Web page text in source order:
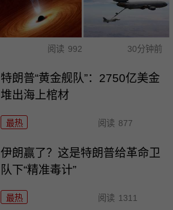
阅读 992 30分钟前
特朗普“黄金舰队”：2750亿美金
堆出海上棺材
最热 阅读 877
伊朗赢了？这是特朗普给革命卫
队下“精准毒计”
最热 阅读 1311